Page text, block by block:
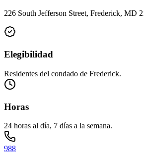
226 South Jefferson Street, Frederick, MD
Elegibilidad
Residentes del condado de Frederick.
Horas
24 horas al día, 7 días a la semana.
988